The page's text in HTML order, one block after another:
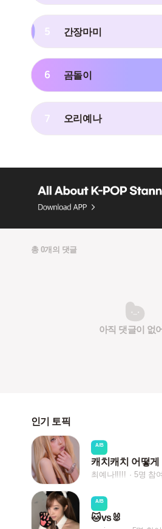
5 간장마미
6 곰돌이
7 오리예나
총 0개의 댓글
아직 댓글이 없
인기 토픽
A/B
캐치캐치 어떻
최예나!!!!! 5명 참
A/B
🐱vs🐰